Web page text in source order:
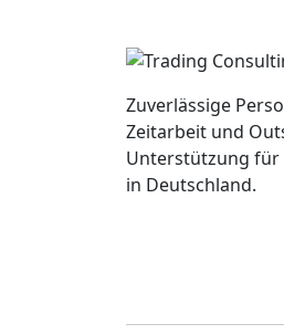
Zuverlässige
Zeitarbeit und
Unterstützung
in Deutschland.